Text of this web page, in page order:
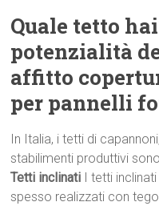
Quale tetto
potenzialità
affitto
per pannelli
In Italia, i tetti di
stabilimenti produttivi
Tetti inclinati I tetti
spesso realizzati con